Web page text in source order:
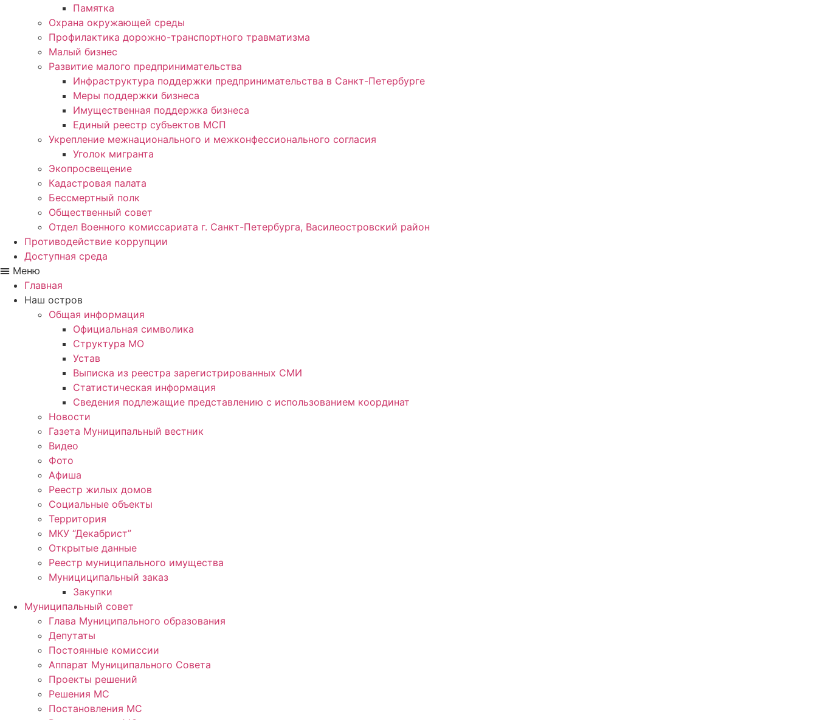
Памятка
Охрана окружающей среды
Профилактика дорожно-транспортного травматизма
Малый бизнес
Развитие малого предпринимательства
Инфраструктура поддержки предпринимательства в Санкт-Петербурге
Меры поддержки бизнеса
Имущественная поддержка бизнеса
Единый реестр субъектов МСП
Укрепление межнационального и межконфессионального согласия
Уголок мигранта
Экопросвещение
Кадастровая палата
Бессмертный полк
Общественный совет
Отдел Военного комиссариата г. Санкт-Петербурга, Василеостровский район
Противодействие коррупции
Доступная среда
Меню
Главная
Наш остров
Общая информация
Официальная символика
Структура МО
Устав
Выписка из реестра зарегистрированных СМИ
Статистическая информация
Сведения подлежащие представлению с использованием координат
Новости
Газета Муниципальный вестник
Видео
Фото
Афиша
Реестр жилых домов
Социальные объекты
Территория
МКУ “Декабрист”
Открытые данные
Реестр муниципального имущества
Мунициципальный заказ
Закупки
Муниципальный совет
Глава Муниципального образования
Депутаты
Постоянные комиссии
Аппарат Муниципального Совета
Проекты решений
Решения МС
Постановления МС